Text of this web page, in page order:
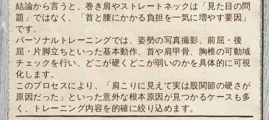
結論から言うと、巻き肩やストレートネックは「見た目の問
題」ではなく、「首と腰にかかる負担を一気に増やす要因」
です。
パーソナルトレーニングでは、姿勢の写真撮影、前屈・後
屈・片脚立ちといった基本動作、首や肩甲骨、胸椎の可動域
チェックを行い、どこが硬くどこが弱いのかを具体的に可視
化します。
このプロセスにより、「肩こりに見えて実は股関節の硬さが
原因だった」といった意外な根本原因が見つかるケースも多
く、トレーニング内容を的確に絞り込めます。